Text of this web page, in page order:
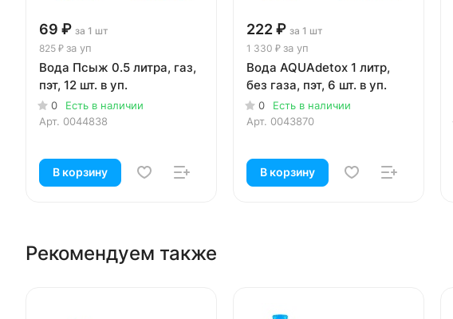
69 ₽ за 1 шт
825 ₽ за уп
Вода Псыж 0.5 литра, газ,
пэт, 12 шт. в уп.
0
Есть в наличии
Арт. 0044838
В корзину
222 ₽ за 1 шт
1 330 ₽ за уп
Вода AQUAdetox 1 литр,
без газа, пэт, 6 шт. в уп.
0
Есть в наличии
Арт. 0043870
В корзину
Рекомендуем также